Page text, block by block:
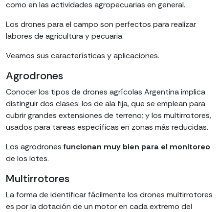
como en las actividades agropecuarias en general.
Los drones para el campo son perfectos para realizar
labores de agricultura y pecuaria.
Veamos sus características y aplicaciones.
Agrodrones
Conocer los tipos de drones agrícolas Argentina implica
distinguir dos clases: los de ala fija, que se emplean para
cubrir grandes extensiones de terreno; y los multirrotores,
usados para tareas específicas en zonas más reducidas.
Los agrodrones funcionan muy bien para el monitoreo
de los lotes.
Multirrotores
La forma de identificar fácilmente los drones multirrotores
es por la dotación de un motor en cada extremo del